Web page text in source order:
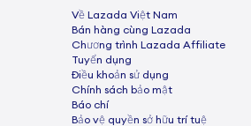
Về Lazada Việt Nam
Bán hàng cùng Lazada
Chương trình Lazada Afﬁliate
Tuyển dụng
Điều khoản sử dụng
Chính sách bảo mật
Báo chí
Bảo vệ quyền sở hữu trí tuệ